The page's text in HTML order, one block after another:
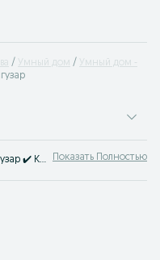
Умный дом
Умный дом -
Продажа товаров для умного дома Эшангузар ✔️ Купить умный дом новый или б/у по доступной цене ☝ Большой выбор смарт-гаджетов на OLX.uz! Показать Полностью